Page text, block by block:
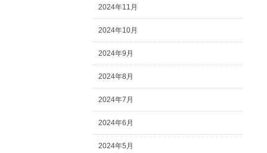
2024年11月
2024年10月
2024年9月
2024年8月
2024年7月
2024年6月
2024年5月